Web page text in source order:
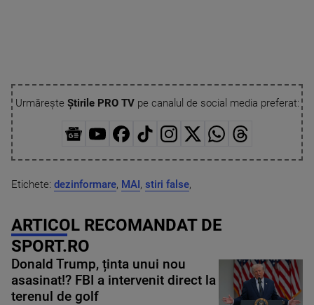
Urmărește Știrile PRO TVpe canalul de social media preferat:
Etichete: dezinformare, MAI, stiri false,
ARTICOL RECOMANDAT DE
SPORT.RO
Donald Trump, ținta unui nou
asasinat!? FBI a intervenit direct la
terenul de golf